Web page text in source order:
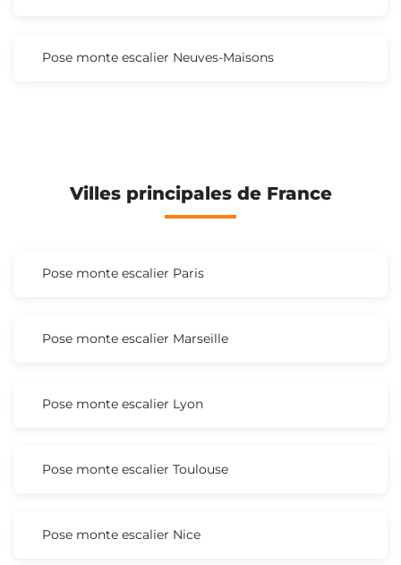
Pose monte escalier Neuves-Maisons
Villes principales de France
Pose monte escalier Paris
Pose monte escalier Marseille
Pose monte escalier Lyon
Pose monte escalier Toulouse
Pose monte escalier Nice